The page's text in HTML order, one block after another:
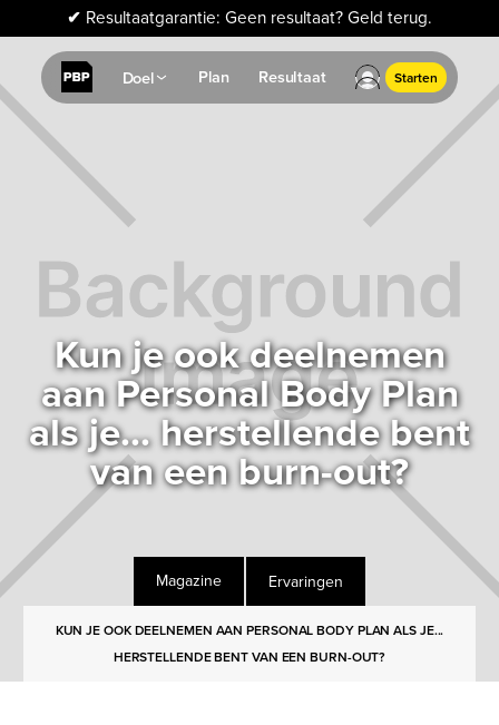
✔ Resultaatgarantie: Geen resultaat? Geld terug.
Doel Plan Resultaat Starten
Kun je ook deelnemen
aan Personal Body Plan
als je... herstellende bent
van een burn-out?
Magazine Ervaringen
KUN JE OOK DEELNEMEN AAN PERSONAL BODY PLAN ALS JE...
HERSTELLENDE BENT VAN EEN BURN-OUT?